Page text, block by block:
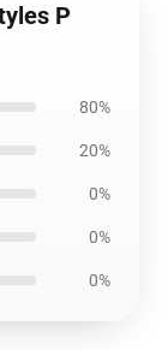
P
80%
20%
0%
0%
0%